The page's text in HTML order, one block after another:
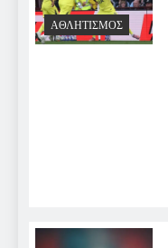
ΑΘΛΗΤΙΣΜΌΣ